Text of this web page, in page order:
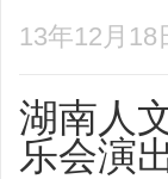
13年12月18
湖南人
乐会演